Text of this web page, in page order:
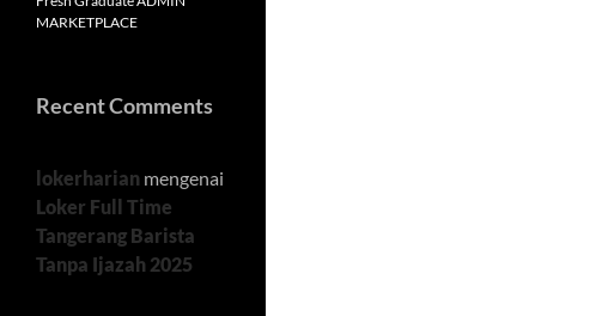
MARKETPLACE
Recent Comments
lokerharian mengenai
Loker Full Time
Tangerang Barista
Tanpa Ijazah 2025